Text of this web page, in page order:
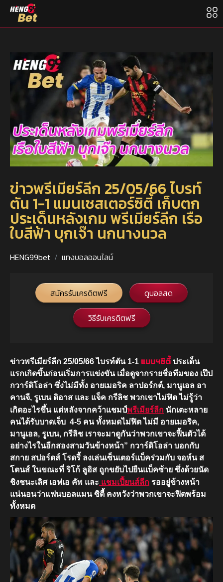
ข่าวพรีเมียร์ลีก 25/05/66 ไบรท์
ตัน 1-1 แมนเชสเตอร์ซิตี้ เก็บตก
ประเด็นหลังเกม พรีเมียร์ลีก เรือ
ใบสีฟ้า บุกเจ๊า นกนางนวล
HENG99bet แทงบอลออนไลน์
สมัครรับเครดิตฟรี ดูบอลสด
วิธีรับเครดิตฟรี
ข่าวพรีเมียร์ลีก 25/05/66 ไบรท์ตัน 1-1 แมนฯซิตี้ ประเด็น
แรกเกิดขึ้นก่อนเริ่มการแข่งขัน เมื่อดูจากรายชื่อทีมของ เป๊ป
กวาร์ดิโอล่า ซึ่งไม่มีทั้ง อายเมอริค ลาปอร์กต์, มานูเอล อา
คานจี, รูเบน ดิอาส และ แจ็ค กรีลิช พวกเขาไม่ฟิต ไม่รู้ว่า
เกิดอะไรขึ้น แต่หลังจากคว้าแชมป์พรีเมียร์ลีก นักเตะหลาย
คนได้รับบาดเจ็บ 4-5 คน ทั้งหมดไม่ฟิต ไม่มี อายเมอริค,
มานูเอล, รูเบน, กรีลิช เราจะมาดูกันว่าพวกเขาจะฟื้นตัวได้
อย่างไรในอีกสองสามวันข้างหน้า” กวาร์ดิโอล่า บอกกับ
สกาย สปอร์ตส์ โรดรี้ ลงเล่นเซ็นเตอร์แบ็คร่วมกับ จอห์น ส
โตนส์ ในขณะที่ ริโก้ ลูอิส ถูกขยับไปยืนแบ็คซ้าย ซึ่งด้วยนัด
ชิงชนะเลิศ เอฟเอ คัพ และ แชมเปี้ยนส์ลีก รออยู่ข้างหน้า
แน่นอนว่าแฟนบอลแมน ซิตี้ คงหวังว่าพวกเขาจะฟิตพร้อม
ทั้งหมด